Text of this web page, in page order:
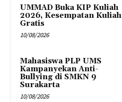
UMMAD Buka KIP Kuliah
2026, Kesempatan Kuliah
Gratis
10/08/2026
Mahasiswa PLP UMS
Kampanyekan Anti-
Bullying di SMKN 9
Surakarta
10/08/2026